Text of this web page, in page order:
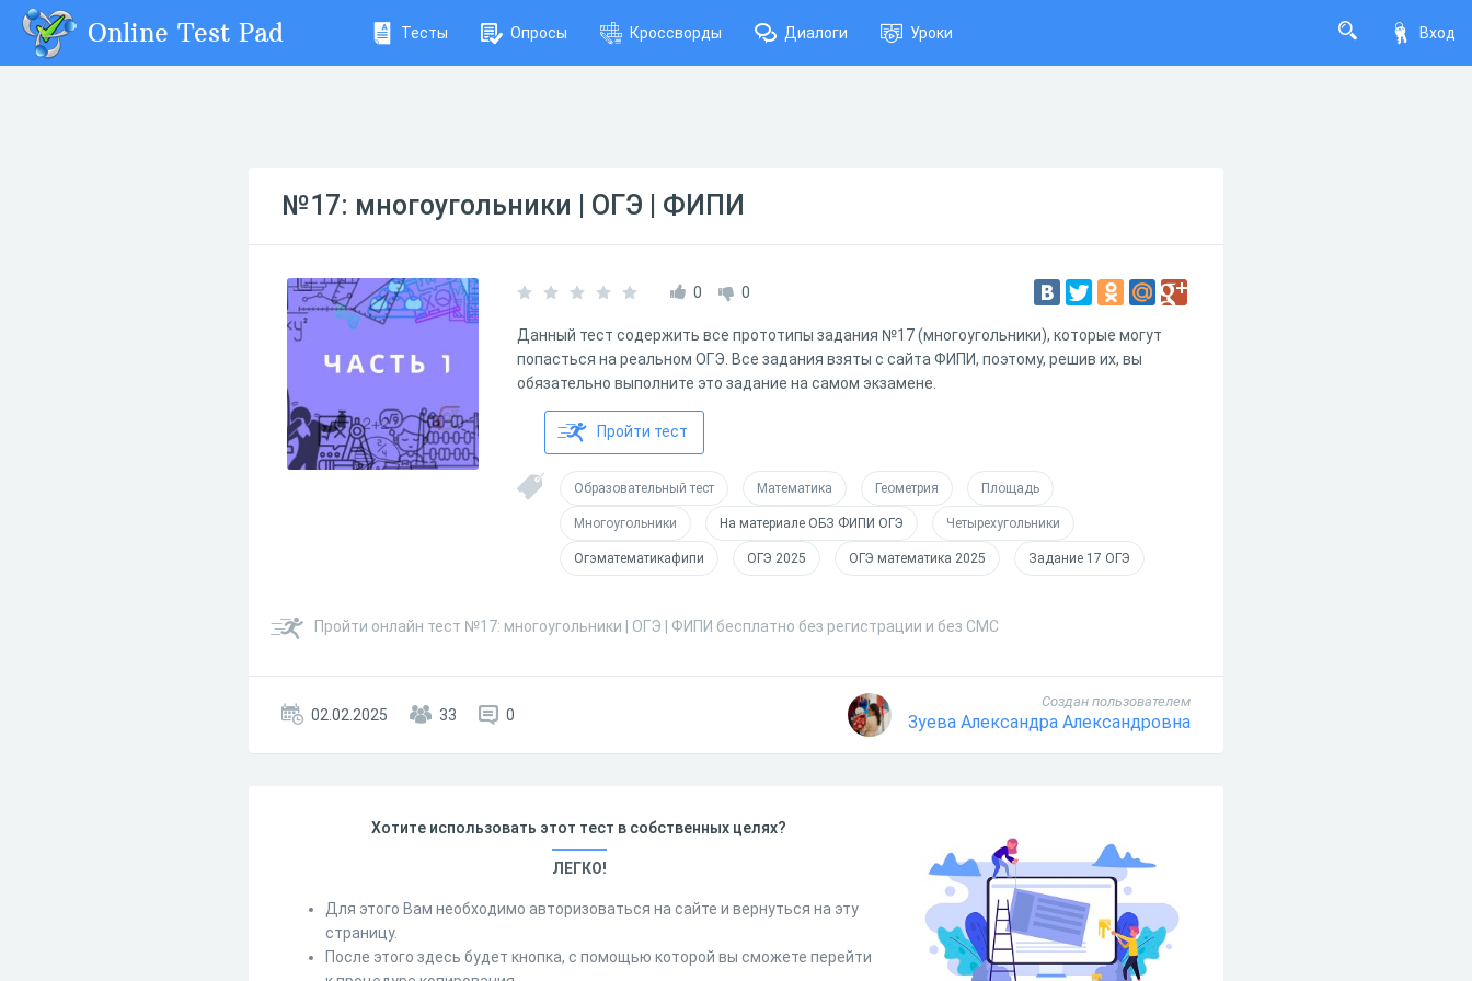
Вход
Online Test Pad Тесты Опросы Кроссворды Диалоги Уроки
№17: многоугольники | ОГЭ | ФИПИ
0 0
Данный тест содержить все прототипы задания №17 (многоугольники), которые могут
попасться на реальном ОГЭ. Все задания взяты с сайта ФИПИ, поэтому, решив их, вы
обязательно выполните это задание на самом экзамене.
Пройти тест
Образовательный тест Математика Геометрия Площадь
Многоугольники На материале ОБЗ ФИПИ ОГЭ Четырехугольники
Огэматематикафипи ОГЭ 2025 ОГЭ математика 2025 Задание 17 ОГЭ
Пройти онлайн тест №17: многоугольники | ОГЭ | ФИПИ бесплатно без регистрации и без СМС
02.02.2025 33 0
Создан пользователем
Зуева Александра Александровна
Хотите использовать этот тест в собственных целях?
ЛЕГКО!
Для этого Вам необходимо авторизоваться на сайте и вернуться на эту
страницу.
После этого здесь будет кнопка, с помощью которой вы сможете перейти